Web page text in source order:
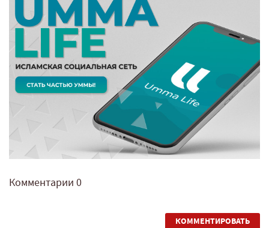
Комментарии 0
КОММЕНТИРОВАТЬ